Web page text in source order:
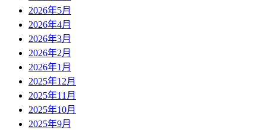
2026年5月
2026年4月
2026年3月
2026年2月
2026年1月
2025年12月
2025年11月
2025年10月
2025年9月